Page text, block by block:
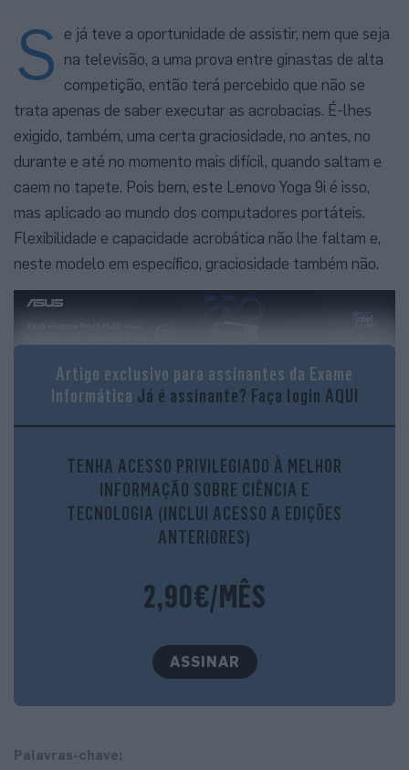
S e já teve a oportunidade de assistir, nem que seja
na televisão, a uma prova entre ginastas de alta
competição, então terá percebido que não se
trata apenas de saber executar as acrobacias. É-lhes
exigido, também, uma certa graciosidade, no antes, no
durante e até no momento mais difícil, quando saltam e
caem no tapete. Pois bem, este Lenovo Yoga 9i é isso,
mas aplicado ao mundo dos computadores portáteis.
Flexibilidade e capacidade acrobática não lhe faltam e,
neste modelo em específico, graciosidade também não.
Lenovo Yoga 9i:Azul profundo
Artigo exclusivo para assinantes da Exame
Informática Já é assinante? Faça login AQUI
TENHA ACESSO PRIVILEGIADO À MELHOR
INFORMAÇÃO SOBRE CIÊNCIA E
TECNOLOGIA (INCLUI ACESSO A EDIÇÕES
ANTERIORES)
2,90€/MÊS
ASSINAR
Palavras-chave: